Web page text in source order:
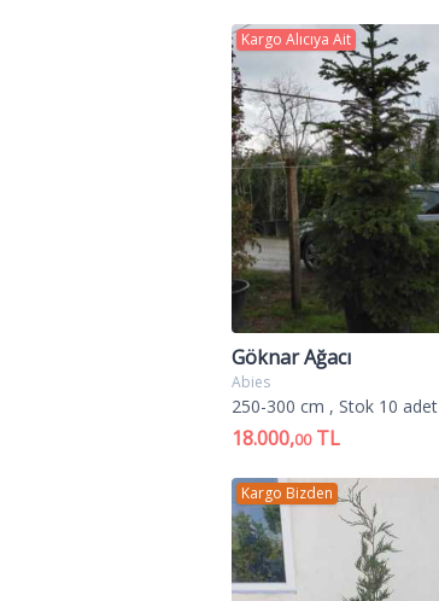
Kargo Alıcıya Ait
Göknar Ağacı
Abies
250-300 cm , Stok 10 adet
18.000,00TL
Kargo Bizden